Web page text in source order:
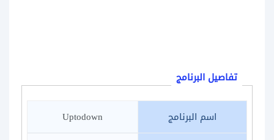
تفاصيل البرنامج
اسم البرنامج
Uptodown